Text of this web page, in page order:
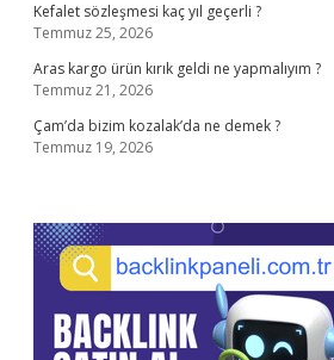
Kefalet sözleşmesi kaç yıl geçerli ?
Temmuz 25, 2026
Aras kargo ürün kırık geldi ne yapmalıyım ?
Temmuz 21, 2026
Çam’da bizim kozalak’da ne demek ?
Temmuz 19, 2026